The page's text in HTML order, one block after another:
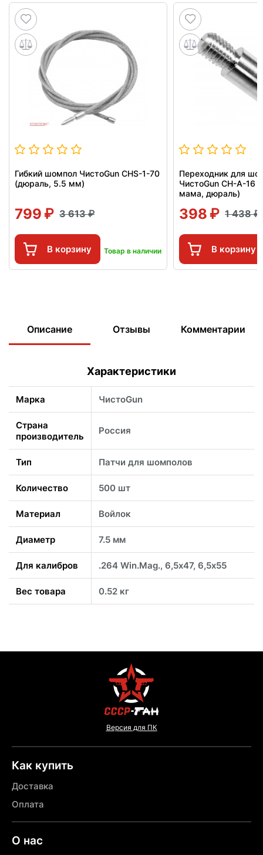
Гибкий шомпол ЧистоGun CHS-1-70
(дюраль, 5.5 мм)
799 3 613
В корзину Товар в наличии
Переходник для
ЧистоGun CH-A-16
мама, дюраль)
398 1 438
В корзину
Описание Отзывы Комментарии
Характеристики
Марка ЧистоGun
Страна
производитель
Россия
Тип Патчи для шомполов
Количество 500 шт
Материал Войлок
Диаметр 7.5 мм
Для калибров .264 Win.Mag., 6,5х47, 6,5х55
Вес товара 0.52 кг
Версия для ПК
Как купить
Доставка
Оплата
О нас